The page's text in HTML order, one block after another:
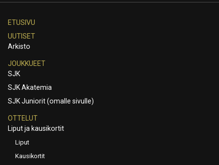
ETUSIVU
UUTISET
Arkisto
JOUKKUEET
SJK
SJK Akatemia
SJK Juniorit (omalle sivulle)
OTTELUT
Liput ja kausikortit
Liput
Kausikortit